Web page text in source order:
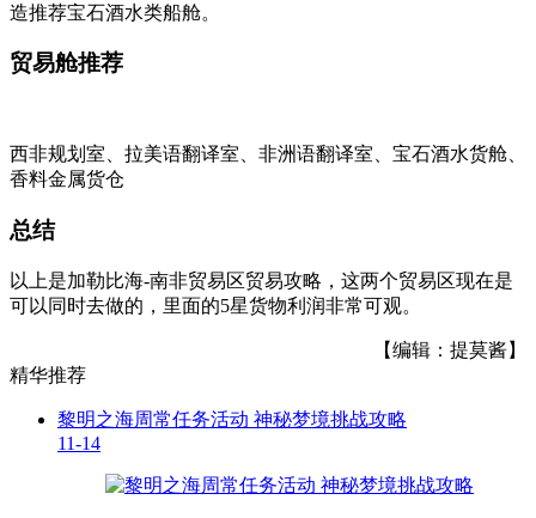
造推荐宝石酒水类船舱。
贸易舱推荐
西非规划室、拉美语翻译室、非洲语翻译室、宝石酒水货舱、
香料金属货仓
总结
以上是加勒比海-南非贸易区贸易攻略，这两个贸易区现在是
可以同时去做的，里面的5星货物利润非常可观。
【编辑：提莫酱】
精华推荐
黎明之海周常任务活动 神秘梦境挑战攻略
11-14